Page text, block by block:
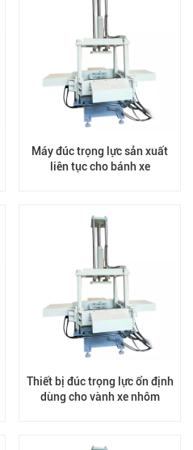
Máy đúc trọng lực sản xuất
liên tục cho bánh xe
Thiết bị đúc trọng lực ổn định
dùng cho vành xe nhôm